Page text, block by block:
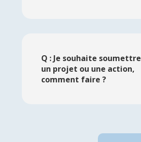
Q : Je souhaite soumettre
un projet ou une action,
comment faire ?